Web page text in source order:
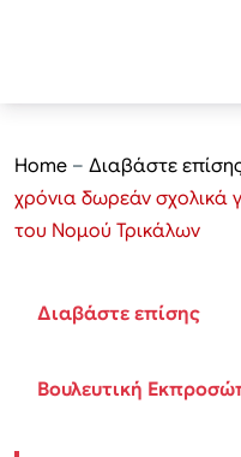
Home – Διαβάστε
χρόνια δωρεάν σχολικά
του Νομού Τρικάλων
Διαβάστε επίσης
Βουλευτική